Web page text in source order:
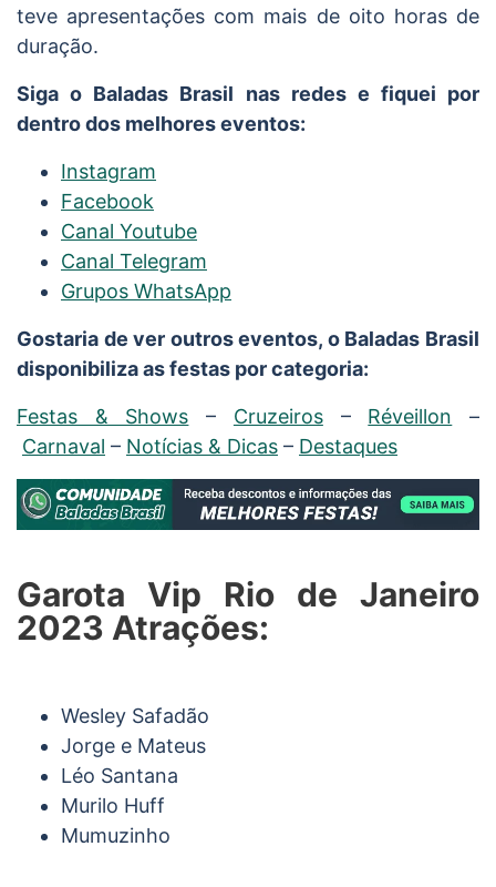
teve apresentações com mais de oito horas de
duração.
Siga o Baladas Brasil nas redes e fiquei por
dentro dos melhores eventos:
Instagram
Facebook
Canal Youtube
Canal Telegram
Grupos WhatsApp
Gostaria de ver outros eventos, o Baladas Brasil
disponibiliza as festas por categoria:
Festas & Shows – Cruzeiros– Réveillon –
Carnaval – Notícias & Dicas – Destaques
Garota Vip Rio de Janeiro
2023 Atrações:
Wesley Safadão
Jorge e Mateus
Léo Santana
Murilo Huff
Mumuzinho